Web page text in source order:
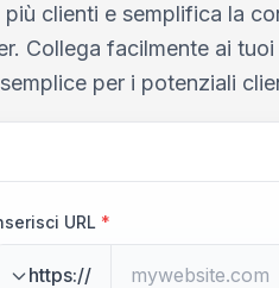
più clienti e semplifica la
Collega facilmente ai
per i potenziali
URL *
https://